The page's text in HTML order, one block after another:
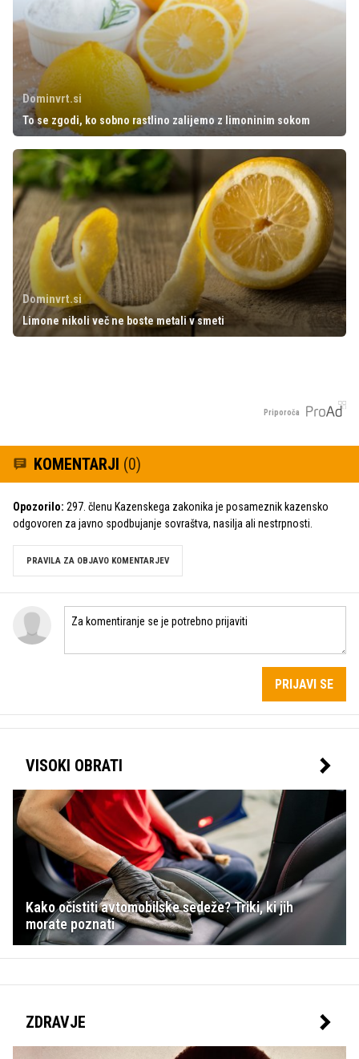
Dominvrt.si
To se zgodi, ko sobno rastlino zalijemo z limoninim sokom
Dominvrt.si
Limone nikoli več ne boste metali v smeti
Priporoča
KOMENTARJI (0)
Opozorilo: 297. členu Kazenskega zakonika je posameznik kazensko
odgovoren za javno spodbujanje sovraštva, nasilja ali nestrpnosti.
PRAVILA ZA OBJAVO KOMENTARJEV
PRIJAVI SE
VISOKI OBRATI
Kako očistiti avtomobilske sedeže? Triki, ki jih
morate poznati
ZDRAVJE